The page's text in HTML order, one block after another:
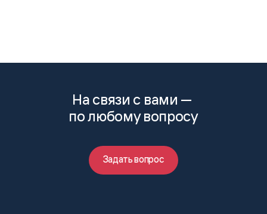
На связи с вами —
по любому вопросу
Задать вопрос